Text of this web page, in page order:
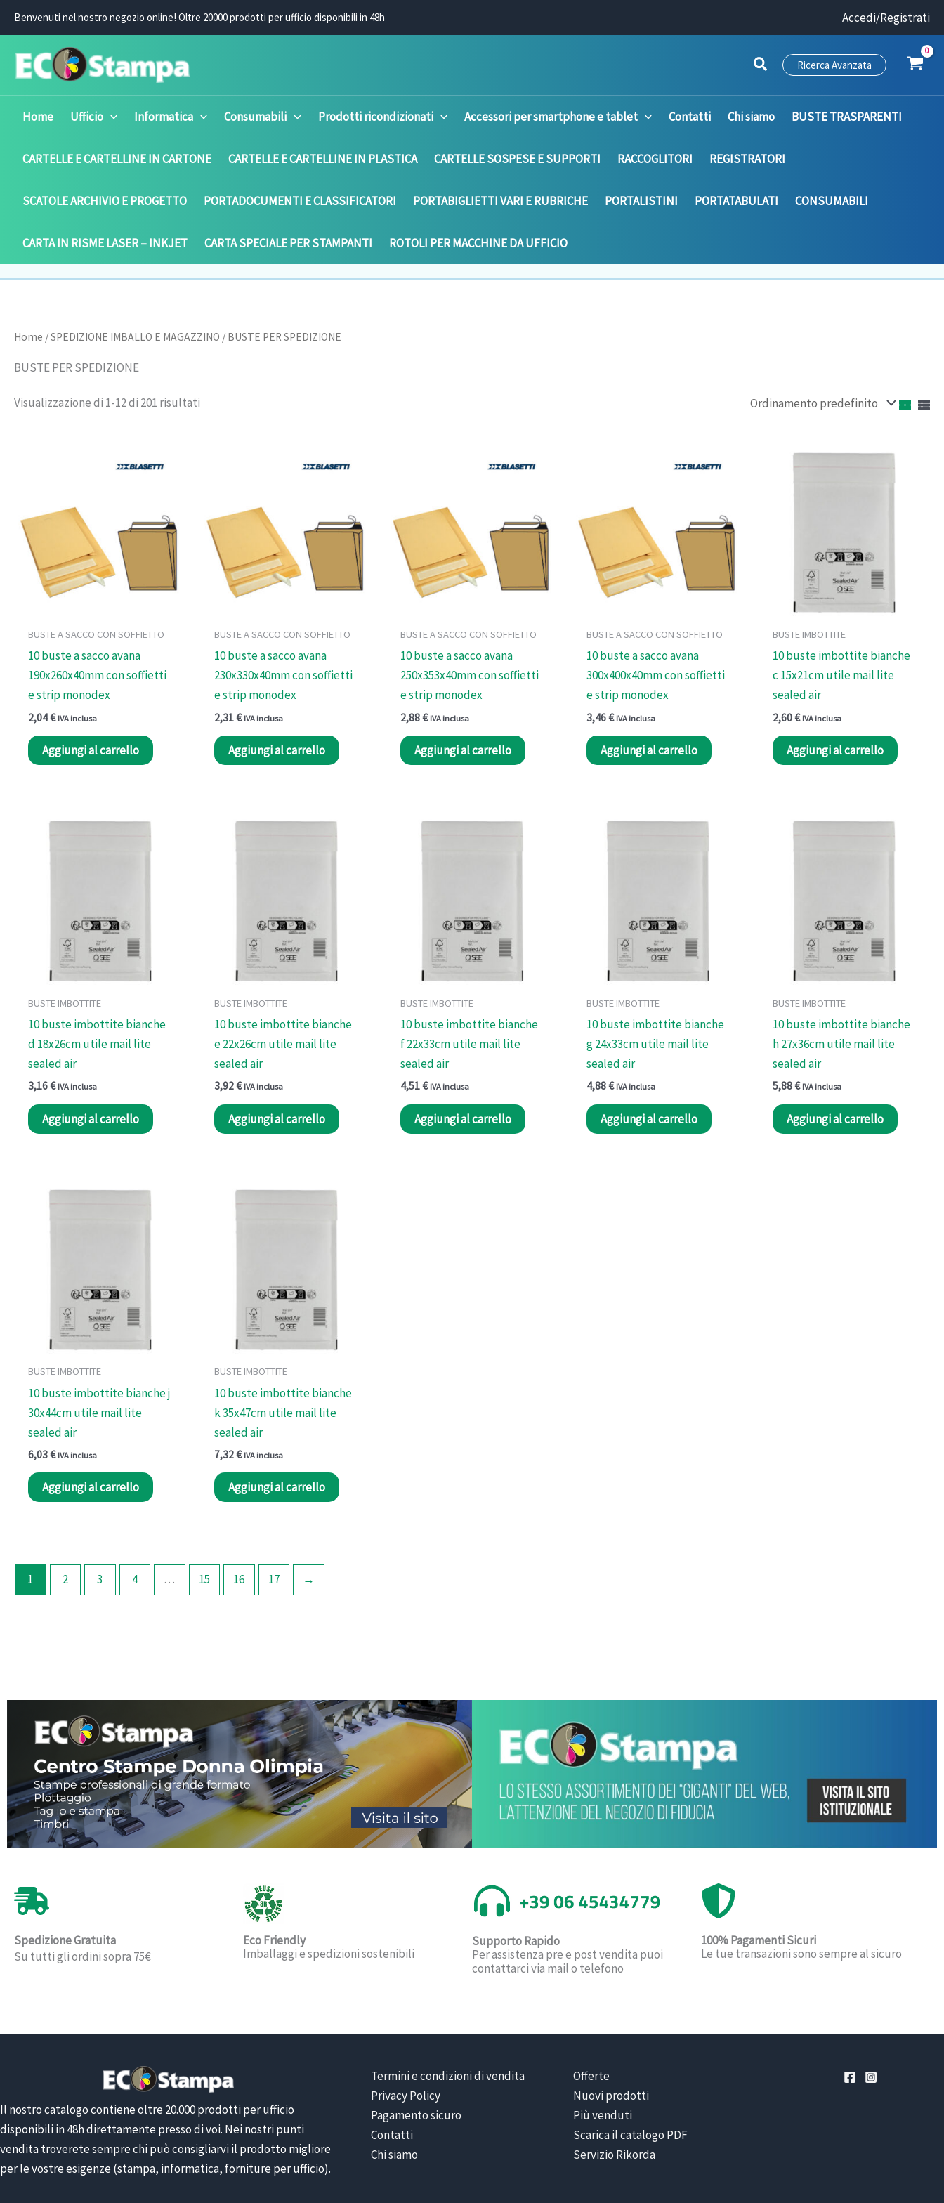
contenuto
Benvenuti nel nostro negozio online! Oltre 20000 prodotti per ufficio disponibili in 48h Accedi/Registrati
Ricerca Avanzata
Home Ufficio Informatica Consumabili Prodotti ricondizionati Accessori per smartphone e tablet Contatti Chi siamo BUSTE TRASPARENTI
CARTELLE E CARTELLINE IN CARTONE CARTELLE E CARTELLINE IN PLASTICA CARTELLE SOSPESE E SUPPORTI RACCOGLITORI REGISTRATORI
SCATOLE ARCHIVIO E PROGETTO PORTADOCUMENTI E CLASSIFICATORI PORTABIGLIETTI VARI E RUBRICHE PORTALISTINI PORTATABULATI CONSUMABILI
CARTA IN RISME LASER – INKJET CARTA SPECIALE PER STAMPANTI ROTOLI PER MACCHINE DA UFFICIO
Home /SPEDIZIONE IMBALLO E MAGAZZINO / BUSTE PER SPEDIZIONE
BUSTE PER SPEDIZIONE
Visualizzazione di 1-12 di 201 risultati
BUSTE A SACCO CON SOFFIETTO
10 buste a sacco avana
190x260x40mm con soffietti
e strip monodex
2,04€ IVA inclusa
Aggiungi al carrello
BUSTE A SACCO CON SOFFIETTO
10 buste a sacco avana
230x330x40mm con soffietti
e strip monodex
2,31€ IVA inclusa
Aggiungi al carrello
BUSTE A SACCO CON SOFFIETTO
10 buste a sacco avana
250x353x40mm con soffietti
e strip monodex
2,88€ IVA inclusa
Aggiungi al carrello
BUSTE A SACCO CON SOFFIETTO
10 buste a sacco avana
300x400x40mm con soffietti
e strip monodex
3,46€ IVA inclusa
Aggiungi al carrello
BUSTE IMBOTTITE
10 buste imbottite bianche
c 15x21cm utile mail lite
sealed air
2,60€ IVA inclusa
Aggiungi al carrello
BUSTE IMBOTTITE
10 buste imbottite bianche
d 18x26cm utile mail lite
sealed air
3,16€ IVA inclusa
Aggiungi al carrello
BUSTE IMBOTTITE
10 buste imbottite bianche
e 22x26cm utile mail lite
sealed air
3,92€ IVA inclusa
Aggiungi al carrello
BUSTE IMBOTTITE
10 buste imbottite bianche
f 22x33cm utile mail lite
sealed air
4,51€ IVA inclusa
Aggiungi al carrello
BUSTE IMBOTTITE
10 buste imbottite bianche
g 24x33cm utile mail lite
sealed air
4,88€ IVA inclusa
Aggiungi al carrello
BUSTE IMBOTTITE
10 buste imbottite bianche
h 27x36cm utile mail lite
sealed air
5,88€ IVA inclusa
Aggiungi al carrello
BUSTE IMBOTTITE
10 buste imbottite bianche j
30x44cm utile mail lite
sealed air
6,03€ IVA inclusa
Aggiungi al carrello
BUSTE IMBOTTITE
10 buste imbottite bianche
k 35x47cm utile mail lite
sealed air
7,32€ IVA inclusa
Aggiungi al carrello
1 2 3 4 … 15 16 17 →
Spedizione Gratuita
Su tutti gli ordini sopra 75€
Eco Friendly
Imballaggi e spedizioni sostenibili
Supporto Rapido
Per assistenza pre e post vendita puoi
contattarci via mail o telefono
100% Pagamenti Sicuri
Le tue transazioni sono sempre al sicuro
Il nostro catalogo contiene oltre 20.000 prodotti per ufficio
disponibili in 48h direttamente presso di voi. Nei nostri punti
vendita troverete sempre chi può consigliarvi il prodotto migliore
per le vostre esigenze (stampa, informatica, forniture per ufficio).
Termini e condizioni di vendita
Privacy Policy
Pagamento sicuro
Contatti
Chi siamo
Offerte
Nuovi prodotti
Più venduti
Scarica il catalogo PDF
Servizio Rikorda